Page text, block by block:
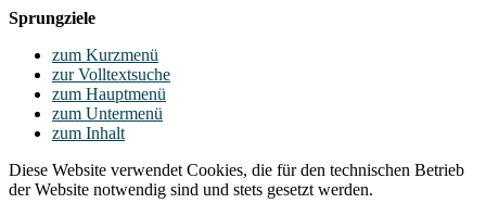
Sprungziele
zum Kurzmenü
zur Volltextsuche
zum Hauptmenü
zum Untermenü
zum Inhalt
Diese Website verwendet Cookies, die für den technischen Betrieb
der Website notwendig sind und stets gesetzt werden.